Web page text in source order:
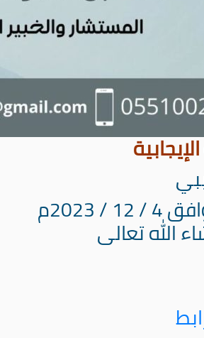
الله تعالى